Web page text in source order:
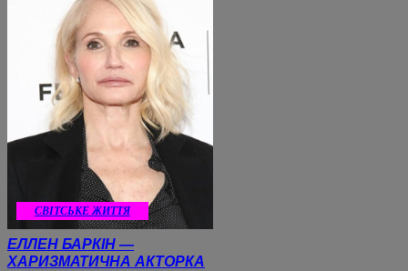
CВІТСЬКЕ ЖИТТЯ
ЕЛЛЕН БАРКІН —
ХАРИЗМАТИЧНА АКТОРКА